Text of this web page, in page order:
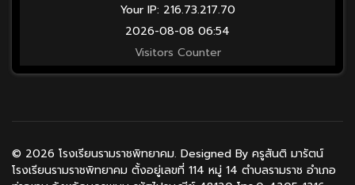
Your IP: 216.73.217.70
2026-08-08 06:54
Visitors Counter
© 2026 โรงเรียนรามราชพิทยาคม. Designed By ครูสันติ มารัตน์
โรงเรียนรามราชพิทยาคม ตั้งอยู่เลขที่ 114 หมู่ 14 ตำบลรามราช อำเภอ